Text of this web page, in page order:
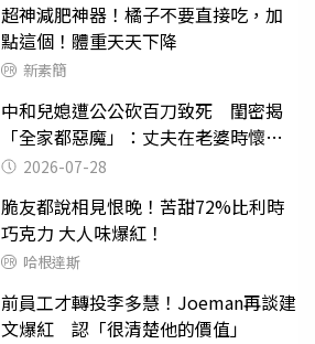
超神減肥神器！橘子不要直接吃，加
點這個！體重天天下降
新素簡
中和兒媳遭公公砍百刀致死 閨密揭
「全家都惡魔」：丈夫在老婆時懷孕
摔東西
2026-07-28
脆友都說相見恨晚！苦甜72%比利時
巧克力 大人味爆紅！
哈根達斯
前員工才轉投李多慧！Joeman再談建
文爆紅 認「很清楚他的價值」